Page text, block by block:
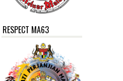
RESPECT MA63